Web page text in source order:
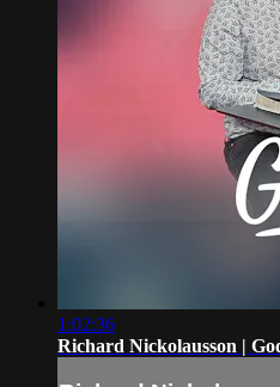
1:02:36
Richard Nickolausson |